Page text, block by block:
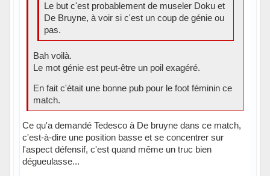
Le but c'est probablement de museler Doku et
De Bruyne, à voir si c'est un coup de génie ou
pas.
Bah voilà.
Le mot génie est peut-être un poil exagéré.
En fait c'était une bonne pub pour le foot féminin ce
match.
Ce qu'a demandé Tedesco à De bruyne dans ce match,
c'est-à-dire une position basse et se concentrer sur
l'aspect défensif, c'est quand même un truc bien
dégueulasse...